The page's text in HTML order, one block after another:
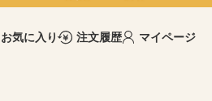
お気に入り 注文履歴 マイページ